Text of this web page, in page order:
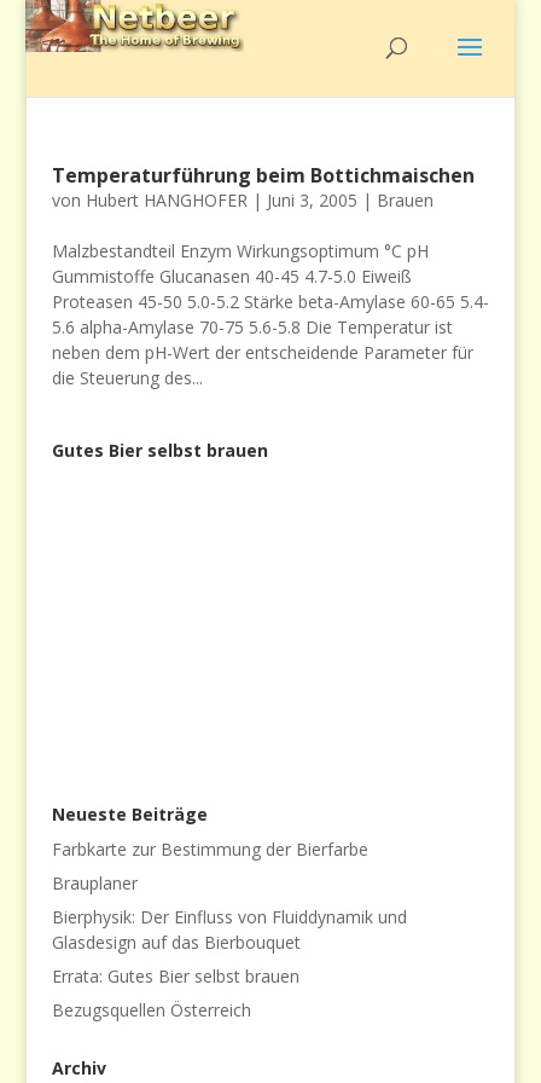
Temperaturführung beim Bottichmaischen
von Hubert HANGHOFER| Juni 3, 2005 | Brauen
Malzbestandteil Enzym Wirkungsoptimum °C pH
Gummistoffe Glucanasen 40-45 4.7-5.0 Eiweiß
Proteasen 45-50 5.0-5.2 Stärke beta-Amylase 60-65 5.4-
5.6 alpha-Amylase 70-75 5.6-5.8 Die Temperatur ist
neben dem pH-Wert der entscheidende Parameter für
die Steuerung des...
Gutes Bier selbst brauen
Neueste Beiträge
Farbkarte zur Bestimmung der Bierfarbe
Brauplaner
Bierphysik: Der Einfluss von Fluiddynamik und
Glasdesign auf das Bierbouquet
Errata: Gutes Bier selbst brauen
Bezugsquellen Österreich
Archiv